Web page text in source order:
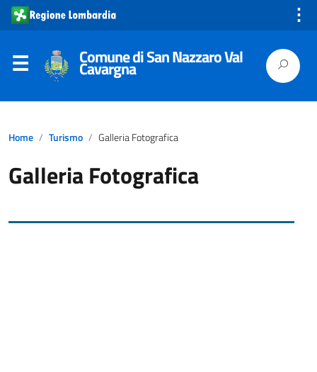
⋮
Comune di San Nazzaro Val
Cavargna
Home Turismo Galleria Fotografica
Galleria Fotografica